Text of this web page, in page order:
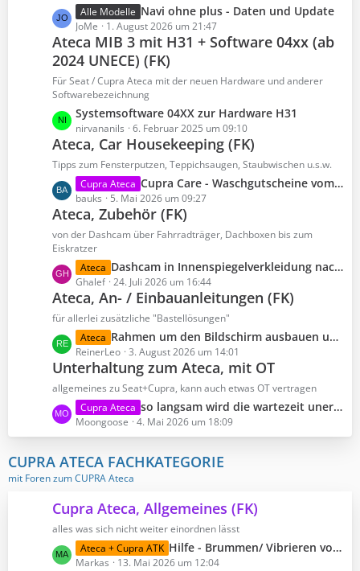
r
ä
g
e
e
B
e
i
t
r
ä
g
e
L
e
t
z
t
e
B
e
i
r
ä
g
e
Alle Modelle Navi ohne plus - Daten und Update
JoMe 1. August 2026 um 21:47
Ateca MIB 3 mit H31 + Software 04xx (ab
2024 UNECE) (FK)
Für Seat / Cupra Ateca mit der neuen Hardware und anderer
Softwarebezeichnung
L
e
t
z
e
B
i
r
ä
g
e
Systemsoftware 04XX zur Hardware H31
nirvananils 6. Februar 2025 um 09:10
Ateca, Car Housekeeping (FK)
Tipps zum Fensterputzen, Teppichsaugen, Staubwischen u.s.w.
L
e
t
z
t
e
B
e
i
r
ä
g
e
Cupra Ateca Cupra Care - Waschgutscheine vom Händler
bauks 5. Mai 2026 um 09:27
Ateca, Zubehör (FK)
von der Dashcam über Fahrradträger, Dachboxen bis zum
Eiskratzer
L
e
t
z
e
B
i
t
r
g
e
Ateca Dashcam in Innenspiegelverkleidung nachrüsten
Ghalef 24. Juli 2026 um 16:44
Ateca, An- / Einbauanleitungen (FK)
für allerlei zusätzliche "Bastellösungen"
L
e
t
z
e
B
i
t
ä
g
e
Ateca Rahmen um den Bildschirm ausbauen um ans Lüftungsgitter zu gelangen
ReinerLeo 3. August 2026 um 14:01
Unterhaltung zum Ateca, mit OT
allgemeines zu Seat+Cupra, kann auch etwas OT vertragen
L
e
t
t
e
B
e
i
t
r
Cupra Ateca so langsam wird die wartezeit unerträglich
Moongoose 4. Mai 2026 um 18:09
CUPRA ATECA FACHKATEGORIE
mit Foren zum CUPRA Ateca
Cupra Ateca, Allgemeines (FK)
alles was sich nicht weiter einordnen lässt
L
e
Ateca + Cupra ATK Hilfe - Brummen/ Vibrieren von der Beifahrerseite
Markas 13. Mai 2026 um 12:04